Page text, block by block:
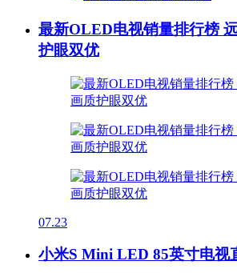
最新OLED电视销量排行榜
护眼双优
07.23
小米S Mini LED 85英寸电视